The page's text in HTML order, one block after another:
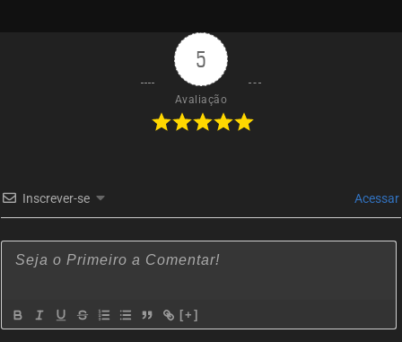
ASSISTIDO
EPISÓDIO 04
julho 08, 2023
EPISÓDIO 03
ASSISTIDO
EPISÓDIO 02
EPISÓDIO 01
julho 08, 2023
5
Avaliação
Inscrever-se Acessar
[+]